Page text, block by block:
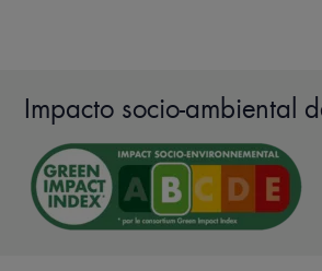
Un producto restaurador
suavizante que
Impacto socio-ambiental